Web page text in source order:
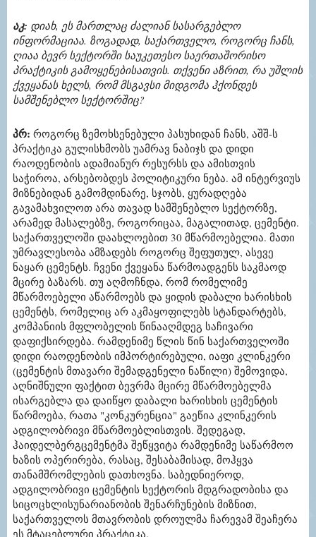
აკ: დიახ, ეს მართლაც ძალიან სასარგებლო
ინფორმაციაა. ზოგადად, საქართველო, როგორც ჩანს,
ღიაა ბევრ სექტორში საუკეთესო საერთაშორისო
პრაქტიკის გამოყენებისათვის. თქვენი აზრით, რა უშლის
ქვეყანას ხელს, რომ მსგავსი მიდგომა ჰქონდეს
სამშენებლო სექტორშიც?
პრ: როგორც ზემოხსენებული პასუხიდან ჩანს, აშშ-ს
პრაქტიკა გულისხმობს უამრავ ნაბიჯს და დიდი
რაოდენობის ადამიანურ რესურსს და ამისთვის
საჭიროა, არსებობდეს პოლიტიკური ნება. ამ ინტერვიუს
მიზნებიდან გამომდინარე, სჯობს, ყურადღება
გავამახვილოთ არა თავად სამშენებლო სექტორზე,
არამედ მასალებზე, როგორიცაა, მაგალითად, ცემენტი.
საქართველოში დაახლოებით 30 მწარმოებელია. მათი
უმრავლესობა ამზადებს როგორც შეფუთულ, ასევე
ნაყარ ცემენტს. ჩვენი ქვეყანა წარმოადგენს საკმაოდ
მცირე ბაზარს. თუ აღმოჩნდა, რომ რომელიმე
მწარმოებელი აწარმოებს და ყიდის დაბალი ხარისხის
ცემენტს, რომელიც არ აკმაყოფილებს სტანდარტებს,
კომპანიის მფლობელის წინააღმდეგ საჩივარი
დაფიქსირდება. რამდენიმე წლის წინ საქართველოში
დიდი რაოდენობის იმპორტირებული, იაფი კლინკერი
(ცემენტის მთავარი შემადგენელი ნაწილი) შემოვიდა,
აღნიშნული ფაქტით ბევრმა მცირე მწარმოებელმა
ისარგებლა და დაიწყო დაბალი ხარისხის ცემენტის
წარმოება, რათა "კონკურენცია" გაეწია კლინკერის
ადგილობრივი მწარმოებლისთვის. შედეგად,
ჰაიდელბერგცემენტმა შეწყვიტა რამდენიმე საწარმოო
ხაზის ოპერირება, რასაც, შესაბამისად, მოჰყვა
თანამშრომლების დათხოვნა. საბედნიეროდ,
ადგილობრივი ცემენტის სექტორის მდგრადობისა და
სიცოცხლისუნარიანობის შენარჩუნების მიზნით,
საქართველოს მთავრობის დროულმა ჩარევამ შეაჩერა
ეს მტაცებლური პრაქტიკა.